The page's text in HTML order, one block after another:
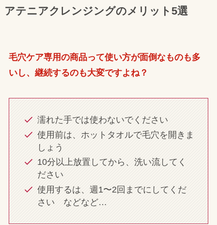
アテニアクレンジングのメリット5選
毛穴ケア専用の商品って使い方が面倒なものも多
いし、継続するのも大変ですよね？
濡れた手では使わないでください
使用前は、ホットタオルで毛穴を開きま
しょう
10分以上放置してから、洗い流してく
ださい
使用するは、週1〜2回までにしてくだ
さい などなど…